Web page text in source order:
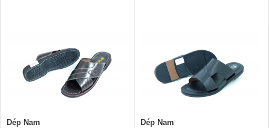
Dép Nam Dép Nam